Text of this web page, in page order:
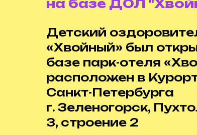
на базе ДОЛ
Детский
«Хвойный» был
базе парк-отеля
расположен в
Санкт-Петербурга
г. Зеленогорск,
3, строение 2